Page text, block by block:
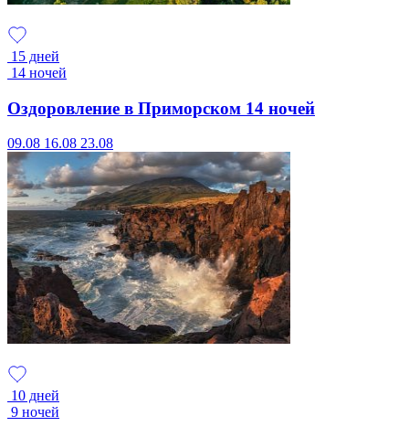
15 дней
14 ночей
Оздоровление в Приморском 14 ночей
09.08 16.08 23.08
10 дней
9 ночей